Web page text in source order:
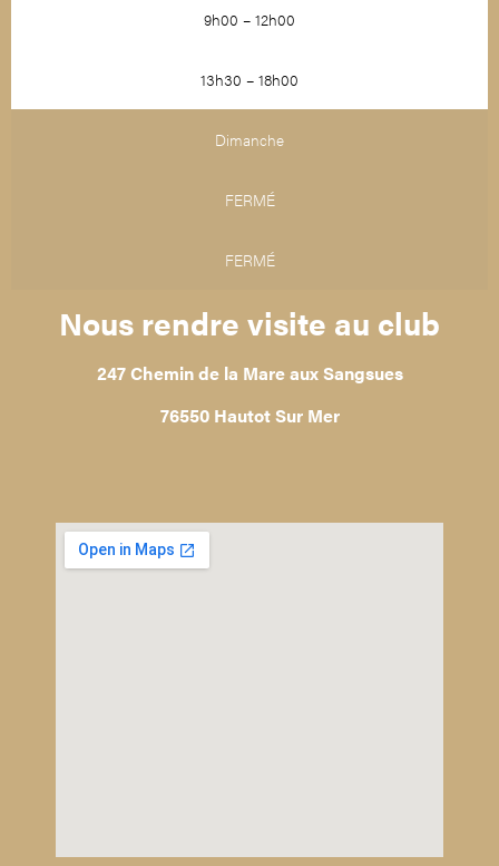
9h00 – 12h00
13h30 – 18h00
Dimanche
FERMÉ
FERMÉ
Nous rendre visite au club
247 Chemin de la Mare aux Sangsues
76550 Hautot Sur Mer